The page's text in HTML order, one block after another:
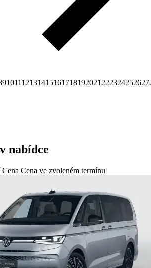
9101112131415161718192021222324252627
nabídce
Cena Cena ve zvoleném termínu